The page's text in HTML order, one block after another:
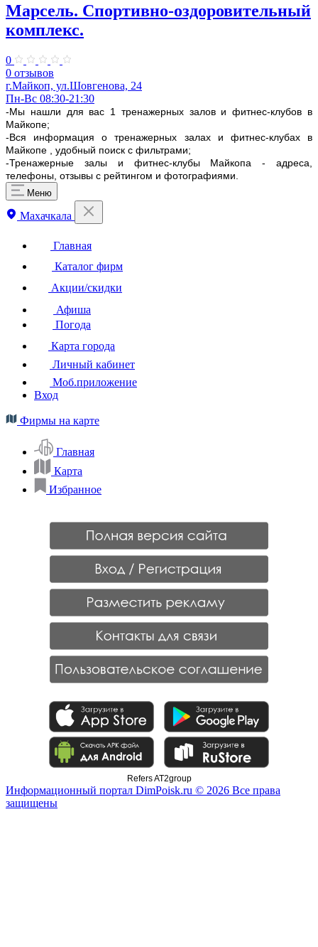
Марсель. Спортивно-оздоровительный
комплекс.
0
0 отзывов
г.Майкоп, ул.Шовгенова, 24
Пн-Вс 08:30-21:30
-Мы нашли для вас 1 тренажерных залов и фитнес-клубов в
Майкопе;
-Вся информация о тренажерных залах и фитнес-клубах в
Майкопе , удобный поиск с фильтрами;
-Тренажерные залы и фитнес-клубы Майкопа - адреса,
телефоны, отзывы с рейтингом и фотографиями.
Меню
Махачкала
Главная
Каталог фирм
Акции/скидки
Афиша
Погода
Карта города
Личный кабинет
Моб.приложение
Вход
Фирмы на карте
Главная
Карта
Избранное
Refers AT2group
Информационный портал DimPoisk.ru © 2026 Все права
защищены